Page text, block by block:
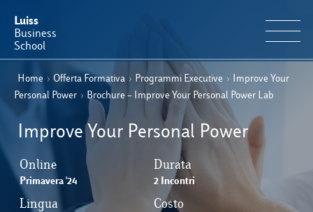
Luiss
Business
School
IT EN
Offerta Formativa
Perché Luiss Business School
Faculty & Ricerca
News & Eventi
Home › Offerta Formativa › Programmi Executive › Improve Your
Personal Power › Brochure – Improve Your Personal Power Lab
Improve Your Personal Power
Online
Primavera '24
Durata
2 Incontri
Lingua Costo